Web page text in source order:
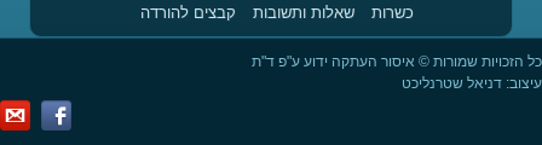
כשרות
שאלות ותשובות קבצים להורדה
כל הזכויות שמורות © איסור העתקה ידוע ע"פ ד"ת
עיצוב: דניאל שטרנליכט